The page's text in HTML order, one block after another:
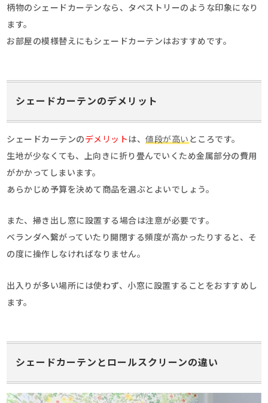
柄物のシェードカーテンなら、タペストリーのような印象になり
ます。
お部屋の模様替えにもシェードカーテンはおすすめです。
シェードカーテンのデメリット
シェードカーテンの デメリット は、値段が高いところです。
生地が少なくても、上向きに折り畳んでいくため金属部分の費用
がかかってしまいます。
あらかじめ予算を決めて商品を選ぶとよいでしょう。
また、掃き出し窓に設置する場合は注意が必要です。
ベランダへ繋がっていたり開閉する頻度が高かったりすると、そ
の度に操作しなければなりません。
出入りが多い場所には使わず、小窓に設置することをおすすめし
ます。
シェードカーテンとロールスクリーンの違い